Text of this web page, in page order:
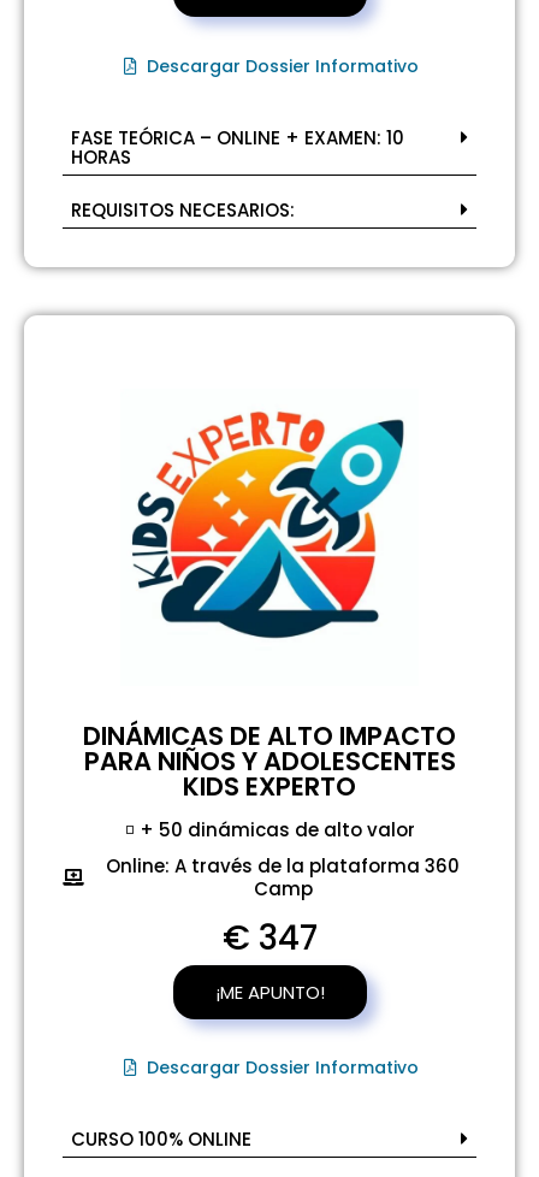
Descargar Dossier Informativo
FASE TEÓRICA – ONLINE + EXAMEN: 10
HORAS
REQUISITOS NECESARIOS:
DINÁMICAS DE ALTO IMPACTO
PARA NIÑOS Y ADOLESCENTES
KIDS EXPERTO
◽ + 50 dinámicas de alto valor
Online: A través de la plataforma 360
Camp
€ 347
¡ME APUNTO!
Descargar Dossier Informativo
CURSO 100% ONLINE